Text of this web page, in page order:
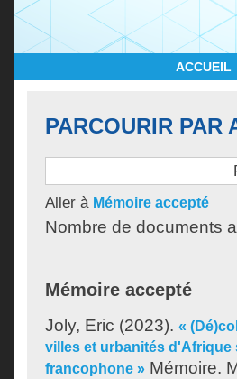
ACCUEIL
PARCOURIR PAR
Aller à Mémoire accepté
Nombre de documents
Mémoire accepté
Joly, Eric (2023). «
villes et urbanités d'Afrique
francophone » Mémoire.